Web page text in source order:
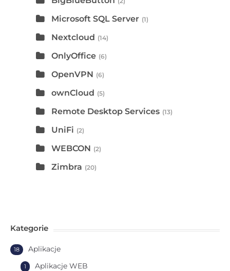
Microsoft SQL Server (1)
Nextcloud (14)
OnlyOffice (6)
OpenVPN (6)
ownCloud (5)
Remote Desktop Services (13)
UniFi (2)
WEBCON (2)
Zimbra (20)
Kategorie
Aplikacje
18
Aplikacje WEB
1